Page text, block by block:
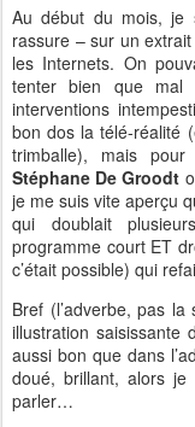
Au début du mois, je
rassure – sur un
les Internets. On
tenter bien que mal
interventions
bon dos la télé-réalité
trimballe), mais
Stéphane De Groodt
je me suis vite aperçu
qui doublait
programme court ET
c’était possible) qui
Bref (l’adverbe, pas
illustration saisissante
aussi bon que dans
doué, brillant, alors je
parler…